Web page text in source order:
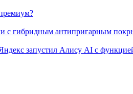
с гибридным антипригарным
запустил Алису AI с